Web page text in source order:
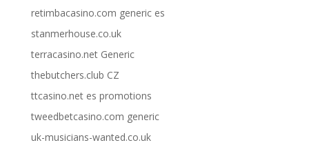
retimbacasino.com generic es
stanmerhouse.co.uk
terracasino.net Generic
thebutchers.club CZ
ttcasino.net es promotions
tweedbetcasino.com generic
uk-musicians-wanted.co.uk